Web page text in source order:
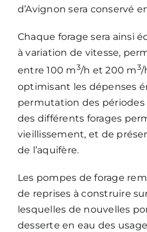
d’Avignon sera conservé
Chaque forage sera ainsi
à variation de vitesse,
entre 100 m3/h et 200 m3/
optimisant les dépenses
permutation des
des différents forages
vieillissement, et de
de l’aquifère.
Les pompes de forage
de reprises à construire
lesquelles de nouvelles
desserte en eau des